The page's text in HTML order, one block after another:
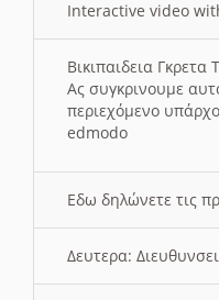
Interactive video
Βικιπαιδεια Γκρετα
Ας συγκρινουμε
περιεχόμενο
edmodo
Εδω δηλώνετε τις
Δευτερα: